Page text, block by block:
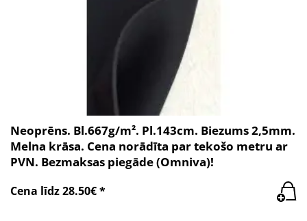
Neoprēns. Bl.667g/m². Pl.143cm. Biezums 2,5mm.
Melna krāsa. Cena norādīta par tekošo metru ar
PVN. Bezmaksas piegāde (Omniva)!
Cena līdz 28.50€ *